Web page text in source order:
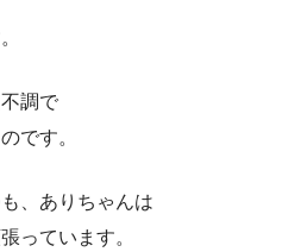
調で
です。
、ありちゃんは
っています。